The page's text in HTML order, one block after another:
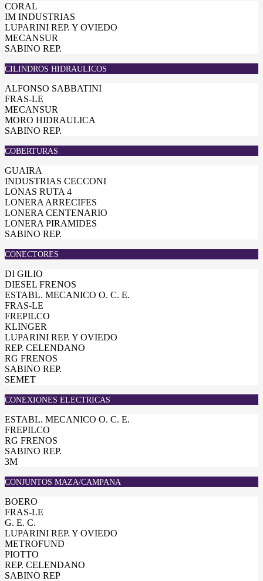
CORAL
IM INDUSTRIAS
LUPARINI REP. Y OVIEDO
MECANSUR
SABINO REP.
CILINDROS HIDRAULICOS
ALFONSO SABBATINI
FRAS-LE
MECANSUR
MORO HIDRAULICA
SABINO REP.
COBERTURAS
GUAIRA
INDUSTRIAS CECCONI
LONAS RUTA 4
LONERA ARRECIFES
LONERA CENTENARIO
LONERA PIRAMIDES
SABINO REP.
CONECTORES
DI GILIO
DIESEL FRENOS
ESTABL. MECANICO O. C. E.
FRAS-LE
FREPILCO
KLINGER
LUPARINI REP. Y OVIEDO
REP. CELENDANO
RG FRENOS
SABINO REP.
SEMET
CONEXIONES ELECTRICAS
ESTABL. MECANICO O. C. E.
FREPILCO
RG FRENOS
SABINO REP.
3M
CONJUNTOS MAZA/CAMPANA
BOERO
FRAS-LE
G. E. C.
LUPARINI REP. Y OVIEDO
METROFUND
PIOTTO
REP. CELENDANO
SABINO REP